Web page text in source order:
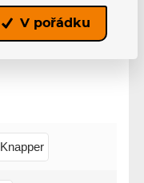
Knapper
V pořádku